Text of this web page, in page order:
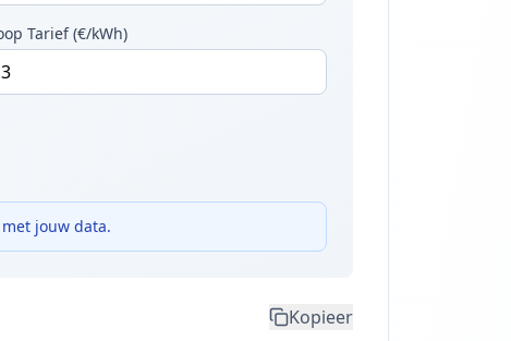
Tarief (€/kWh)
jouw data.
Kopieer